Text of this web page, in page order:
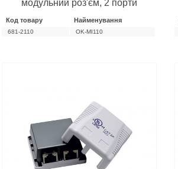
модульний роз'єм, 2 порти
Код товару Найменування
681-2110 OK-MI110